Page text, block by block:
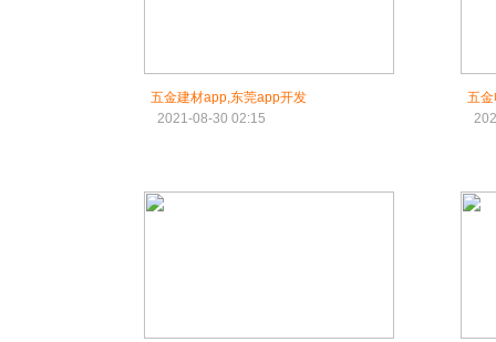
五金建材app,东莞app开发
2021-08-30 02:15
五